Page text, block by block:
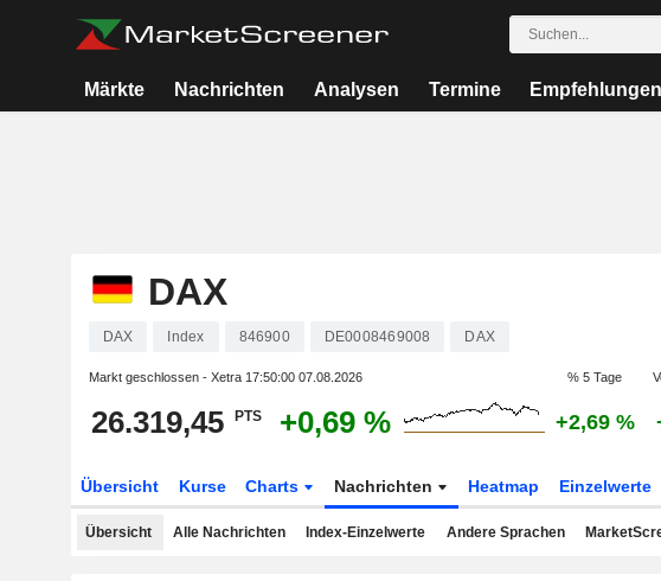
Märkte Nachrichten Analysen Termine Empfehlungen
DAX
DAX Index 846900 DE0008469008 DAX
Markt geschlossen - Xetra 17:50:00 07.08.2026 % 5 Tage
26.319,45 PTS +0,69 % +2,69 %
Übersicht Kurse Charts Nachrichten Heatmap Einzelwerte
Übersicht Alle Nachrichten Index-Einzelwerte Andere Sprachen